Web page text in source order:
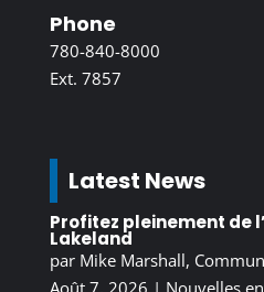
Phone
780-840-8000
Ext. 7857
Latest News
Profitez pleinement de
Lakeland
par Mike Marshall,